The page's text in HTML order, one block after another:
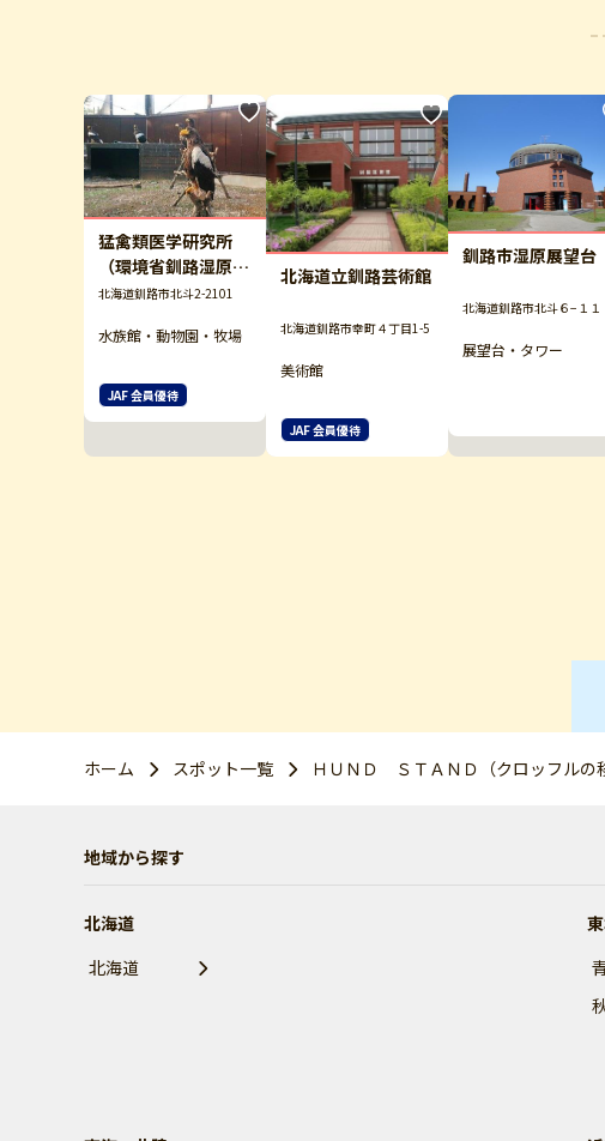
猛禽類医学研究所
（環境省釧路湿原野
生生物保護センター
北海道釧路市北斗2-2101
水族館・動物園・牧場
JAF 会員優待
北海道立釧路芸術館
北海道釧路市幸町４丁目1-5
美術館
JAF 会員優待
釧路市湿原展望台
北海道釧路市北斗６−１１
展望台・タワー
ホーム スポット一覧 ＨＵＮＤ ＳＴＡＮＤ（クロッフルの
地域から探す
北海道
北海道